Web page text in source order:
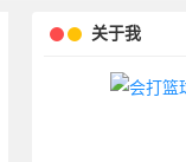
关于我